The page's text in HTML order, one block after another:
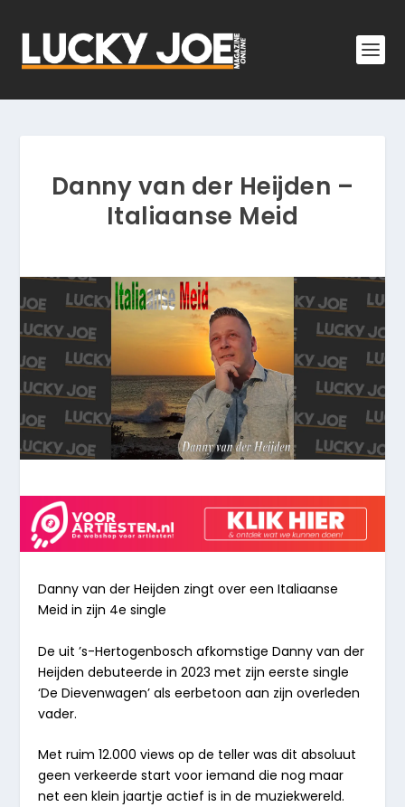
Danny van der Heijden –
Italiaanse Meid
Danny van der Heijden zingt over een Italiaanse
Meid in zijn 4esingle
De uit ’s-Hertogenbosch afkomstige Danny van der
Heijden debuteerde in 2023 met zijn eerste single
‘De Dievenwagen’ als eerbetoon aan zijn overleden
vader.
Met ruim 12.000 views op de teller was dit absoluut
geen verkeerde start voor iemand die nog maar
net een klein jaartje actief is in de muziekwereld.